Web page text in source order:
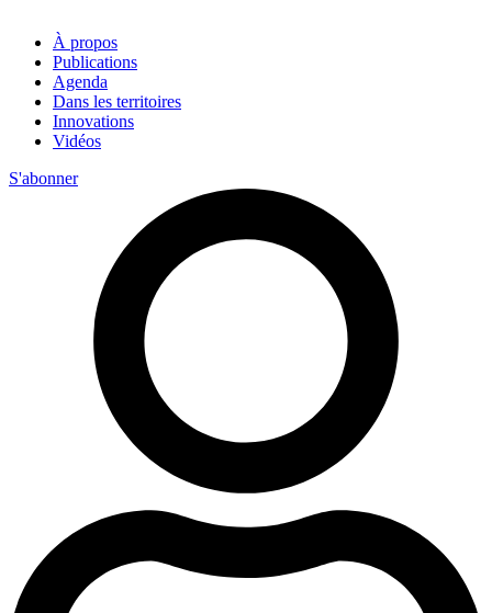
À propos
Publications
Agenda
Dans les territoires
Innovations
Vidéos
S'abonner